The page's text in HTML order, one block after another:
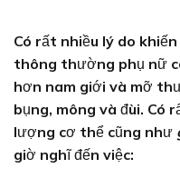
Có rất nhiều lý do
thông thường phụ nữ
hơn nam giới và mỡ
bụng, mông và đùi. Có
lượng cơ thể cũng như
giờ nghĩ đến việc: